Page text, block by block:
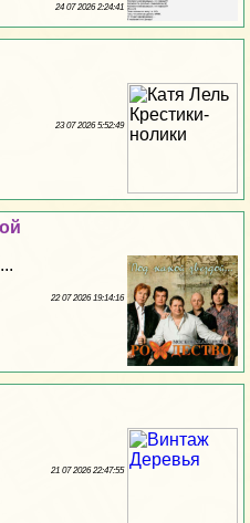
24 07 2026 2:24:41
23 07 2026 5:52:49
22 07 2026 19:14:16
21 07 2026 22:47:55